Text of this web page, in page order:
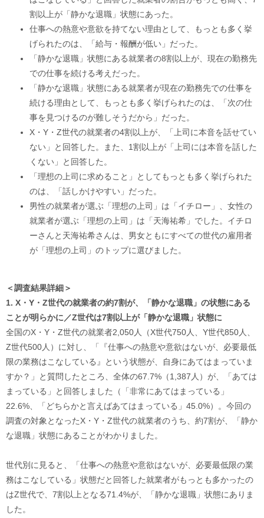
割以上が「静かな退職」状態にあった。
仕事への熱意や意欲を持てない理由として、もっとも多く挙
げられたのは、「給与・報酬が低い」だった。
「静かな退職」状態にある就業者の8割以上が、現在の勤務先
での仕事を続ける考えだった。
「静かな退職」状態にある就業者が現在の勤務先での仕事を
続ける理由として、もっとも多く挙げられたのは、「次の仕
事を見つけるのが難しそうだから」だった。
X・Y・Z世代の就業者の4割以上が、「上司に本音を話せてい
ない」と回答した。また、1割以上が「上司には本音を話した
くない」と回答した。
「理想の上司に求めること」としてもっとも多く挙げられた
のは、「話しかけやすい」だった。
男性の就業者が選ぶ「理想の上司」は「イチロー」、女性の
就業者が選ぶ「理想の上司」は「天海祐希」でした。イチロ
ーさんと天海祐希さんは、男女ともにすべての世代の雇用者
が「理想の上司」のトップに選びました。
＜調査結果詳細＞
1. X・Y・Z世代の就業者の約7割が、「静かな退職」の状態にある
ことが明らかに／Z世代は7割以上が「静かな退職」状態に
全国のX・Y・Z世代の就業者2,050人（X世代750人、Y世代850人、
Z世代500人）に対し、「『仕事への熱意や意欲はないが、必要最低
限の業務はこなしている』という状態が、自身にあてはまっていま
すか？」と質問したところ、全体の67.7%（1,387人）が、「あては
まっている」と回答しました（「非常にあてはまっている」
22.6%、「どちらかと言えばあてはまっている」45.0%）。今回の
調査の対象となったX・Y・Z世代の就業者のうち、約7割が、「静か
な退職」状態にあることがわかりました。
世代別に見ると、「仕事への熱意や意欲はないが、必要最低限の業
務はこなしている」状態だと回答した就業者がもっとも多かったの
はZ世代で、7割以上となる71.4%が、「静かな退職」状態にありま
した。